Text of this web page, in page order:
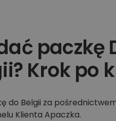
paczkę
Krok po
do Belgii za
Klienta Apaczka.